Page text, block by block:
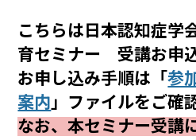
こちらは日本認知症
育セミナー 受講お申
お申し込み手順は「参
案内」ファイルをご確
なお、本セミナー受講